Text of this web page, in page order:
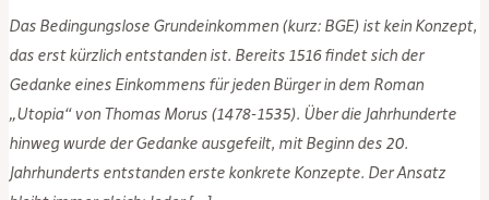
Das Bedingungslose Grundeinkommen (kurz: BGE) ist kein Konzept,
das erst kürzlich entstanden ist. Bereits 1516 findet sich der
Gedanke eines Einkommens für jeden Bürger in dem Roman
„Utopia“ von Thomas Morus (1478-1535). Über die Jahrhunderte
hinweg wurde der Gedanke ausgefeilt, mit Beginn des 20.
Jahrhunderts entstanden erste konkrete Konzepte. Der Ansatz